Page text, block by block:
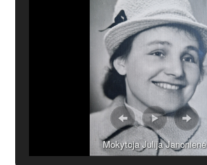
Mokytoja Julija Janonienė